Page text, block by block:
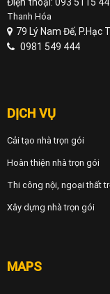
Thanh Hóa
79 Lý Nam Đế, P.Hạc
0981 549 444
DỊCH VỤ
Cải tạo nhà trọn gói
Hoàn thiện nhà trọn gói
Thi công nội, ngoại thất
Xây dựng nhà trọn gói
MAPS